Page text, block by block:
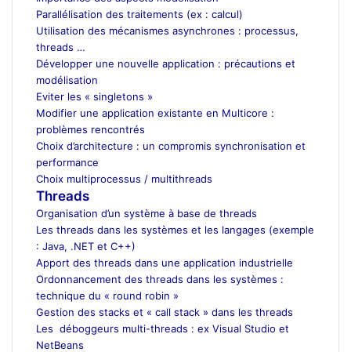
Parallélisation des traitements (ex : calcul)
Utilisation des mécanismes asynchrones : processus,
threads …
Développer une nouvelle application : précautions et
modélisation
Eviter les « singletons »
Modifier une application existante en Multicore :
problèmes rencontrés
Choix d’architecture : un compromis synchronisation et
performance
Choix multiprocessus / multithreads
Threads
Organisation d’un système à base de threads
Les threads dans les systèmes et les langages (exemple
: Java, .NET et C++)
Apport des threads dans une application industrielle
Ordonnancement des threads dans les systèmes :
technique du « round robin »
Gestion des stacks et « call stack » dans les threads
Les déboggeurs multi-threads : ex Visual Studio et
NetBeans